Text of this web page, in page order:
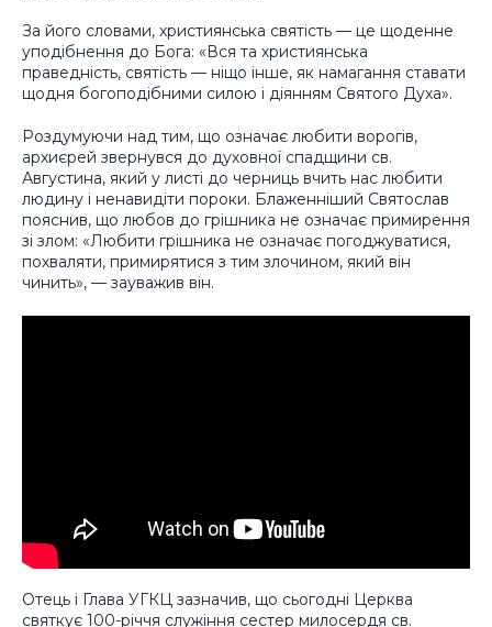
За його словами, християнська святість — це щоденне
уподібнення до Бога: «Вся та християнська
праведність, святість — ніщо інше, як намагання ставати
щодня богоподібними силою і діянням Святого Духа».
Роздумуючи над тим, що означає любити ворогів,
архиєрей звернувся до духовної спадщини св.
Августина, який у листі до черниць вчить нас любити
людину і ненавидіти пороки. Блаженніший Святослав
пояснив, що любов до грішника не означає примирення
зі злом: «Любити грішника не означає погоджуватися,
похваляти, примирятися з тим злочином, який він
чинить», — зауважив він.
Отець і Глава УГКЦ зазначив, що сьогодні Церква
святкує 100-річчя служіння сестер милосердя св.